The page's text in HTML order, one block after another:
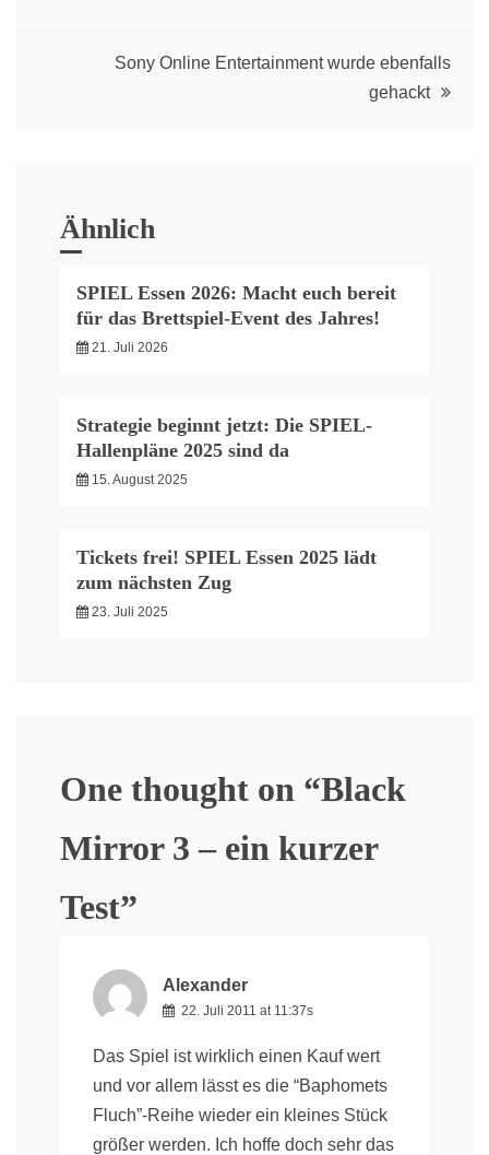
Sony Online Entertainment wurde ebenfalls
gehackt
Ähnlich
SPIEL Essen 2026: Macht euch bereit
für das Brettspiel-Event des Jahres!
21. Juli 2026
Strategie beginnt jetzt: Die SPIEL-
Hallenpläne 2025 sind da
15. August 2025
Tickets frei! SPIEL Essen 2025 lädt
zum nächsten Zug
23. Juli 2025
One thought on “Black
Mirror 3 – ein kurzer
Test”
Alexander
22. Juli 2011 at 11:37s
Das Spiel ist wirklich einen Kauf wert
und vor allem lässt es die “Baphomets
Fluch”-Reihe wieder ein kleines Stück
größer werden. Ich hoffe doch sehr das